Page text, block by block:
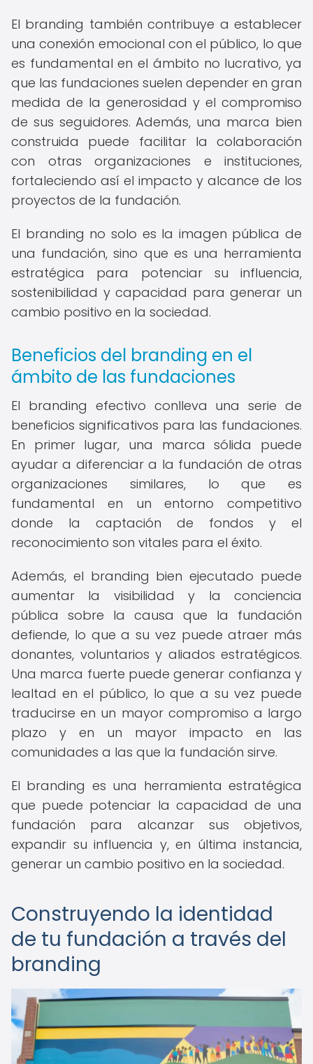
El branding también contribuye a establecer
una conexión emocional con el público, lo que
es fundamental en el ámbito no lucrativo, ya
que las fundaciones suelen depender en gran
medida de la generosidad y el compromiso
de sus seguidores. Además, una marca bien
construida puede facilitar la colaboración
con otras organizaciones e instituciones,
fortaleciendo así el impacto y alcance de los
proyectos de la fundación.
El branding no solo es la imagen pública de
una fundación, sino que es una herramienta
estratégica para potenciar su influencia,
sostenibilidad y capacidad para generar un
cambio positivo en la sociedad.
Beneficios del branding en el
ámbito de las fundaciones
El branding efectivo conlleva una serie de
beneficios significativos para las fundaciones.
En primer lugar, una marca sólida puede
ayudar a diferenciar a la fundación de otras
organizaciones similares, lo que es
fundamental en un entorno competitivo
donde la captación de fondos y el
reconocimiento son vitales para el éxito.
Además, el branding bien ejecutado puede
aumentar la visibilidad y la conciencia
pública sobre la causa que la fundación
defiende, lo que a su vez puede atraer más
donantes, voluntarios y aliados estratégicos.
Una marca fuerte puede generar confianza y
lealtad en el público, lo que a su vez puede
traducirse en un mayor compromiso a largo
plazo y en un mayor impacto en las
comunidades a las que la fundación sirve.
El branding es una herramienta estratégica
que puede potenciar la capacidad de una
fundación para alcanzar sus objetivos,
expandir su influencia y, en última instancia,
generar un cambio positivo en la sociedad.
Construyendo la identidad
de tu fundación a través del
branding